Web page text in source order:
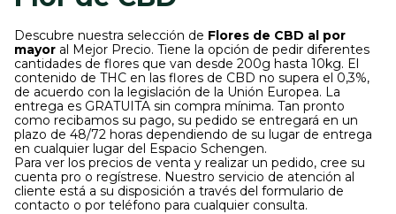
Descubre nuestra selección de Flores de CBD al por
mayor al Mejor Precio. Tiene la opción de pedir diferentes
cantidades de flores que van desde 200g hasta 10kg. El
contenido de THC en las flores de CBD no supera el 0,3%,
de acuerdo con la legislación de la Unión Europea. La
entrega es GRATUITA sin compra mínima. Tan pronto
como recibamos su pago, su pedido se entregará en un
plazo de 48/72 horas dependiendo de su lugar de entrega
en cualquier lugar del Espacio Schengen.
Para ver los precios de venta y realizar un pedido, cree su
cuenta pro o regístrese. Nuestro servicio de atención al
cliente está a su disposición a través del formulario de
contacto o por teléfono para cualquier consulta.